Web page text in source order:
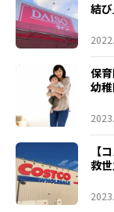
結
保
幼
【
救